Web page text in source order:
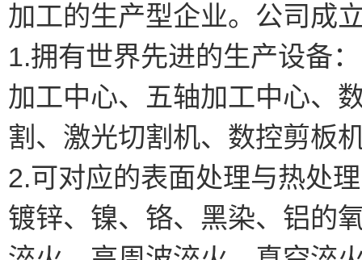
加工的生产型企业。公司成
1.拥有世界先进的生产设备：
加工中心、五轴加工中心、
割、激光切割机、数控剪板
2.可对应的表面处理与热处
镀锌、镍、铬、黑染、铝的